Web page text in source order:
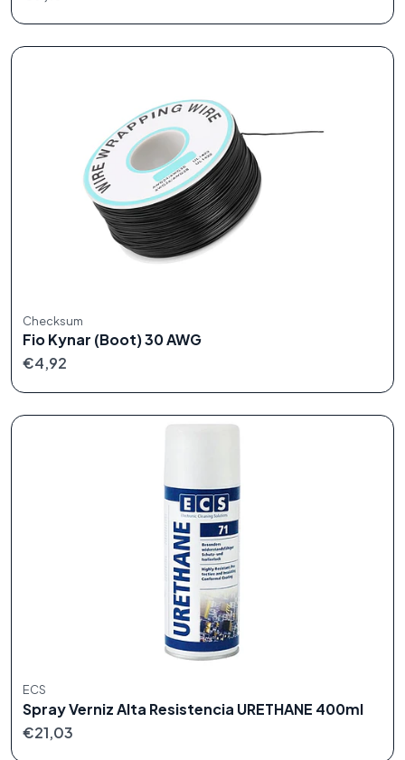
Checksum
Fio Kynar (Boot) 30 AWG
€4,92
ECS
Spray Verniz Alta Resistencia URETHANE 400ml
€21,03